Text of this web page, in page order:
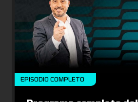
EPISODIO COMPLETO